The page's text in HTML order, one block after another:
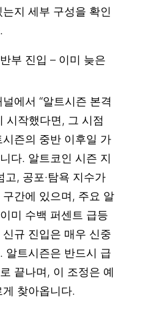
지 세부 구성을 확인
부 진입 – 이미 늦은
에서 “알트시즌 본격
시작했다면, 그 시점
즌의 중반 이후일 가
다. 알트코인 시즌 지
고, 공포·탐욕 지수가
간에 있으며, 주요 알
미 수백 퍼센트 급등
규 진입은 매우 신중
알트시즌은 반드시 급
끝나며, 이 조정은 예
찾아옵니다.